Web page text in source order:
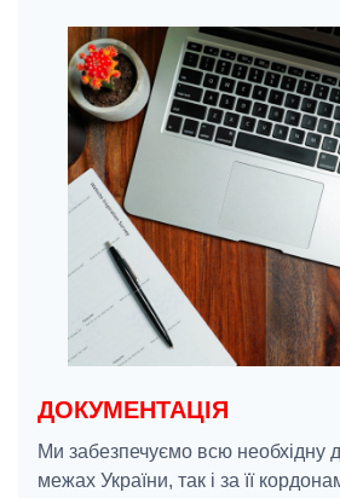
ДОКУМЕНТАЦІЯ
Ми забезпечуємо всю необхідну
межах України, так і за її